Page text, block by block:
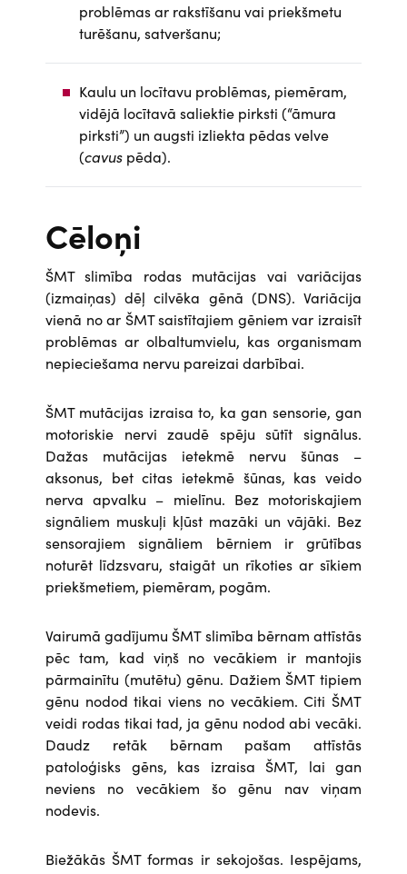
problēmas ar rakstīšanu vai priekšmetu
turēšanu, satveršanu;
Kaulu un locītavu problēmas, piemēram,
vidējā locītavā saliektie pirksti (“āmura
pirksti”) un augsti izliekta pēdas velve
(cavus pēda).
Cēloņi
ŠMT slimība rodas mutācijas vai variācijas
(izmaiņas) dēļ cilvēka gēnā (DNS). Variācija
vienā no ar ŠMT saistītajiem gēniem var izraisīt
problēmas ar olbaltumvielu, kas organismam
nepieciešama nervu pareizai darbībai.
ŠMT mutācijas izraisa to, ka gan sensorie, gan
motoriskie nervi zaudē spēju sūtīt signālus.
Dažas mutācijas ietekmē nervu šūnas –
aksonus, bet citas ietekmē šūnas, kas veido
nerva apvalku – mielīnu. Bez motoriskajiem
signāliem muskuļi kļūst mazāki un vājāki. Bez
sensorajiem signāliem bērniem ir grūtības
noturēt līdzsvaru, staigāt un rīkoties ar sīkiem
priekšmetiem, piemēram, pogām.
Vairumā gadījumu ŠMT slimība bērnam attīstās
pēc tam, kad viņš no vecākiem ir mantojis
pārmainītu (mutētu) gēnu. Dažiem ŠMT tipiem
gēnu nodod tikai viens no vecākiem. Citi ŠMT
veidi rodas tikai tad, ja gēnu nodod abi vecāki.
Daudz retāk bērnam pašam attīstās
patoloģisks gēns, kas izraisa ŠMT, lai gan
neviens no vecākiem šo gēnu nav viņam
nodevis.
Biežākās ŠMT formas ir sekojošas. Iespējams,